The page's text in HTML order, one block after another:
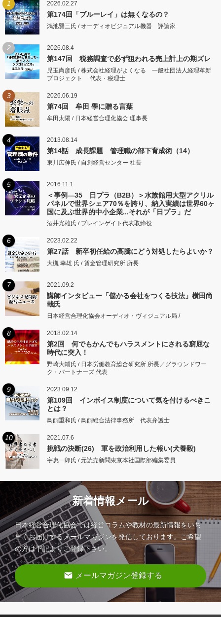
1 2026.02.27
第174回「ブルーレイ」は無くなるの？
鴻池賢三氏 / オーディオビジュアル機器 評論家
2 2026.08.4
第147回 税務調査で必ず狙われる売上計上の期ズレ
児玉尚彦氏 / 株式会社経理がよくなる 一般社団法人経理革新
プロジェクト 代表・税理士
3 2026.06.19
第74回 牟田 學に贈る言葉
牟田太陽 / 日本経営合理化協会 理事長
4 2013.08.14
第14話 成長課題 管理職の部下育成術（14）
東川広伸氏 / 自創経営センター 社長
5 2016.11.1
＜事例―35 日プラ（B2B）＞水族館用大型アクリル
パネルで世界シェア70％を誇り、納入実績は世界60ヶ
国に及ぶ世界的中小企業...それが「日プラ」だ
酒井光雄氏 / ブレインゲイト代表取締役
6 2023.02.22
第27話 新卒初任給の高騰にどう対処したらよいか？
大槻 幸雄 氏 / 賃金管理研究所 所長
7 2021.09.2
講師インタビュー「儲かる会社をつくる技法」横田尚
哉氏
日本経営合理化協会オーディオ・ヴィジュアル局 /
8 2018.02.14
第2回 何でもかんでもハラスメントにされる窮屈な
時代に突入！
野崎大輔氏 / 日本労働教育総合研究所 所長／グラウンドワー
ク・パートナーズ 代表
9 2023.09.12
第109回 インボイス制度について気を付けるべきこ
とは？
鳥飼重和氏 / 鳥飼総合法律事務所 代表弁護士
10 2021.07.6
挑戦の決断(26) 軍を政治利用した報い(犬養毅)
宇惠一郎氏 / 元読売新聞東京本社国際部編集委員
新着情報メール
日本経営合理化協会では経営コラムや教材の最新情報をいち
早くお届けするメールマガジンを発信しております。ご希望
の方は下記よりご登録下さい。
email メールマガジン登録する